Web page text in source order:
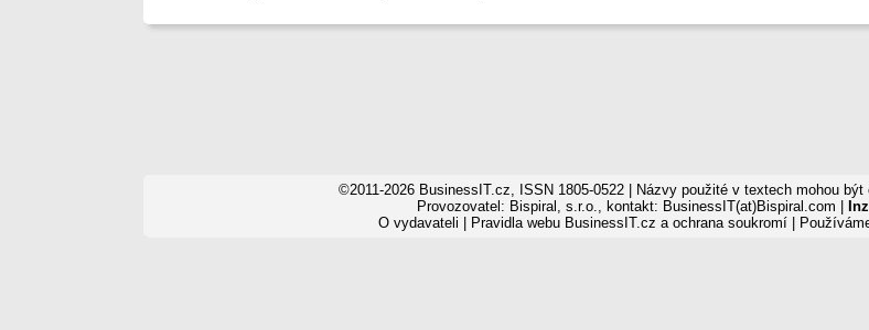
©2011-2026 BusinessIT.cz, ISSN 1805-0522 | Názvy použité v textech mohou
Provozovatel: Bispiral, s.r.o., kontakt: BusinessIT(at)Bispiral.com |
O vydavateli
Pravidla webu BusinessIT.cz a ochrana soukromí |